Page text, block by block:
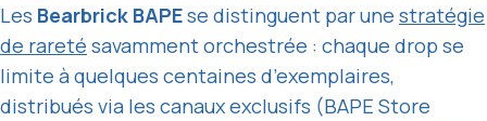
Les Bearbrick BAPEse distinguent par une stratégie
de rareté savamment orchestrée : chaque drop se
limite à quelques centaines d’exemplaires,
distribués via les canaux exclusifs (BAPE Store